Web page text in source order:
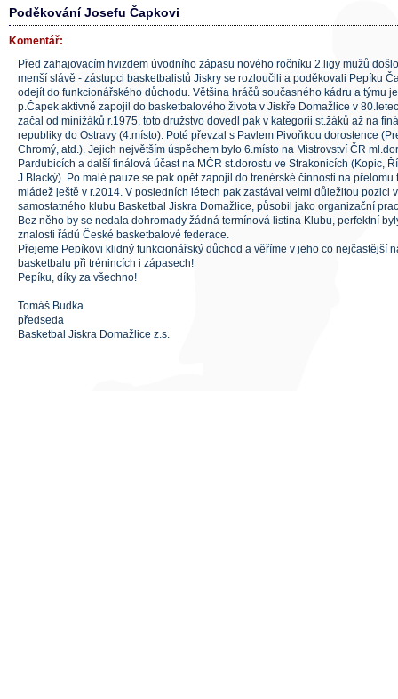
Poděkování Josefu Čapkovi
Komentář:
Před zahajovacím hvizdem úvodního zápasu nového ročníku 2.ligy mužů
menší slávě - zástupci basketbalistů Jiskry se rozloučili a poděkovali Pepíku
odejít do funkcionářského důchodu. Většina hráčů současného kádru a týmu
p.Čapek aktivně zapojil do basketbalového života v Jiskře Domažlice v
začal od minižáků r.1975, toto družstvo dovedl pak v kategorii st.žáků až na
republiky do Ostravy (4.místo). Poté převzal s Pavlem Pivoňkou dorostence
Chromý, atd.). Jejich největším úspěchem bylo 6.místo na Mistrovství ČR
Pardubicích a další finálová účast na MČR st.dorostu ve Strakonicích (Kopic,
J.Blacký). Po malé pauze se pak opět zapojil do trenérské činnosti na
mládež ještě v r.2014. V posledních létech pak zastával velmi důležitou pozici
samostatného klubu Basketbal Jiskra Domažlice, působil jako organizační
Bez něho by se nedala dohromady žádná termínová listina Klubu, perfektní
znalosti řádů České basketbalové federace.
Přejeme Pepíkovi klidný funkcionářský důchod a věříme v jeho co nejčastější
basketbalu při trénincích i zápasech!
Pepíku, díky za všechno!
Tomáš Budka
předseda
Basketbal Jiskra Domažlice z.s.